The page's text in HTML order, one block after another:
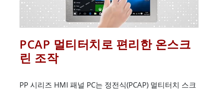
PCAP 멀티터치로 편리한 온스크
린 조작
PP 시리즈 HMI 패널 PC는 정전식(PCAP) 멀티터치 스크